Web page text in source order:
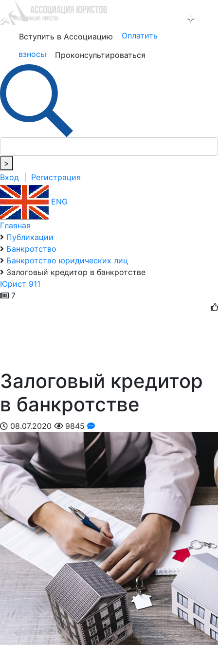
Вступить в Ассоциацию
Оплатить
взносы
Проконсультироваться
>
Вход
Регистрация
ENG
Главная
Публикации
Банкротство
Банкротство юридических лиц
Залоговый кредитор в банкротстве
Юрист 911
7
Залоговый кредитор
в банкротстве
08.07.2020 9845